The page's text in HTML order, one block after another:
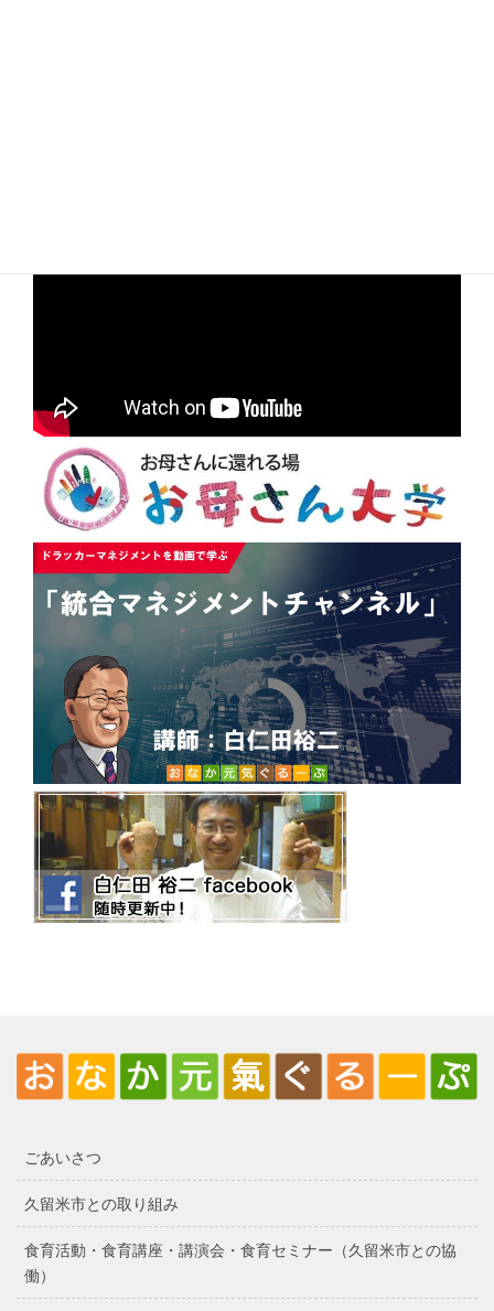
ごあいさつ
久留米市との取り組み
食育活動・食育講座・講演会・食育セミナー（久留米市との協
働）